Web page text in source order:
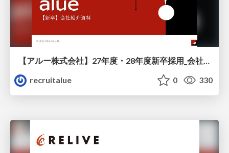
【アルー株式会社】27年度・28年度新卒採用_会社説明資料
recruitalue
0 330